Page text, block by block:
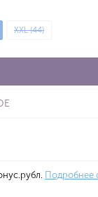
XXL (44)
Подробнее